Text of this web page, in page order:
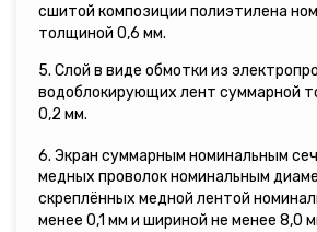
сшитой композиции полиэтилена
толщиной 0,6 мм.
5. Слой в виде обмотки из
водоблокирующих лент суммарной
0,2 мм.
6. Экран суммарным номинальным
медных проволок номинальным
скреплённых медной лентой
менее 0,1 мм и шириной не менее 8,0